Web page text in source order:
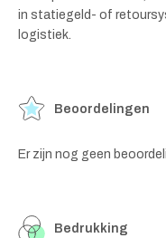
in statiegeld- of
logistiek.
Beoordelingen
Er zijn nog geen
Bedrukking